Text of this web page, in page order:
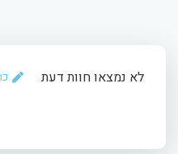
לא נמצאו חוות דעת